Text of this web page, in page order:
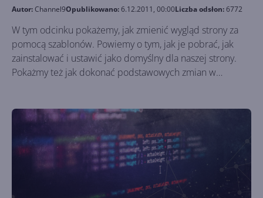
Autor:Channel9Opublikowano:6.12.2011, 00:00Liczba odsłon:6772
W tym odcinku pokażemy, jak zmienić wygląd strony za
pomocą szablonów. Powiemy o tym, jak je pobrać, jak
zainstalować i ustawić jako domyślny dla naszej strony.
Pokażmy też jak dokonać podstawowych zmian w